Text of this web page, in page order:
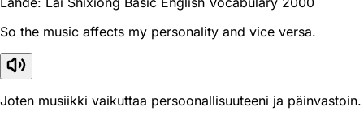
So the music affects my personality and vice versa.
Joten musiikki vaikuttaa persoonallisuuteeni ja päinvastoin.